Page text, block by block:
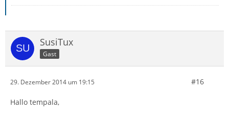
SusiTux
Gast
29. Dezember 2014 um 19:15 #16
Hallo tempala,